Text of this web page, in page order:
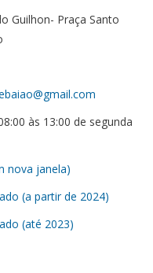
Guilhon- Praça Santo
às 13:00 de segunda
nova janela)
(a partir de 2024)
(até 2023)